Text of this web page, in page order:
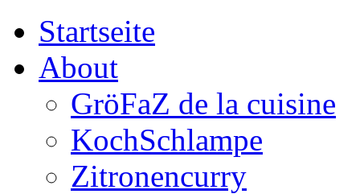
Startseite
About
GröFaZ de la cuisine
KochSchlampe
Zitronencurry